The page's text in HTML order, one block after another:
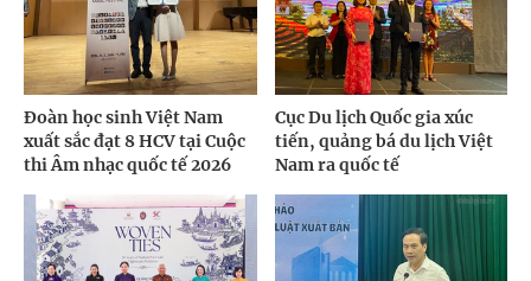
Đoàn học sinh Việt Nam
xuất sắc đạt 8 HCV tại Cuộc
thi Âm nhạc quốc tế 2026
Cục Du lịch Quốc gia xúc
tiến, quảng bá du lịch Việt
Nam ra quốc tế